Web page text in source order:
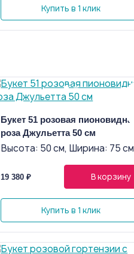
Купить в 1 клик
Букет 51 розовая пионовидная
роза Джульетта 50 см
Высота: 50 см, Ширина: 75 см
19 380 ₽ В корзину
Купить в 1 клик